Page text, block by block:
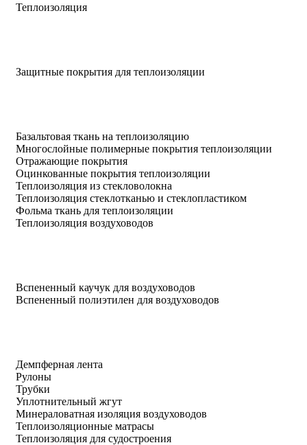
Теплоизоляция
Защитные покрытия для теплоизоляции
Базальтовая ткань на теплоизоляцию
Многослойные полимерные покрытия теплоизоляции
Отражающие покрытия
Оцинкованные покрытия теплоизоляции
Теплоизоляция из стекловолокна
Теплоизоляция стеклотканью и стеклопластиком
Фольма ткань для теплоизоляции
Теплоизоляция воздуховодов
Вспененный каучук для воздуховодов
Вспененный полиэтилен для воздуховодов
Демпферная лента
Рулоны
Трубки
Уплотнительный жгут
Минераловатная изоляция воздуховодов
Теплоизоляционные матрасы
Теплоизоляция для судостроения